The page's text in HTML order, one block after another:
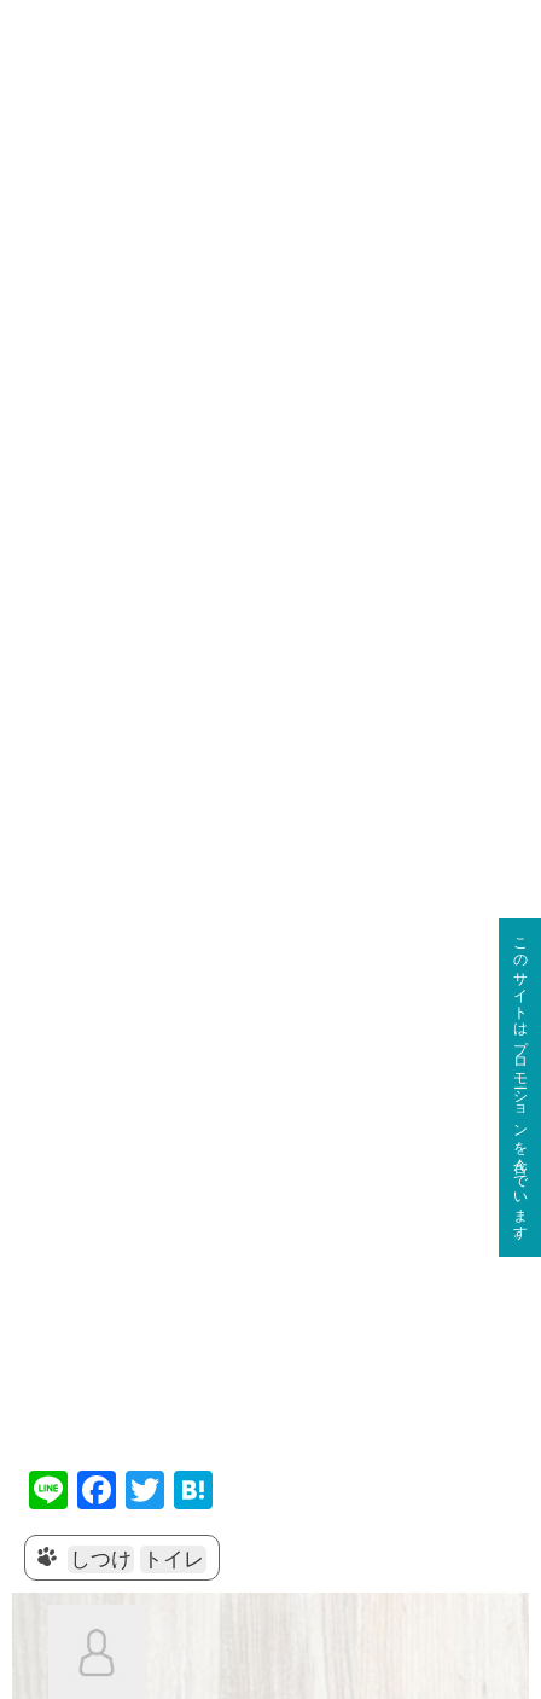
Li
n
e
F
a
c
e
T
wi
tt
er
at
e
n
しつけ トイレ
このサイトはプロモーションを含んでいます。